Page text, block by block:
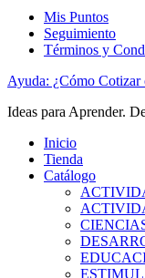
Mis Puntos
Seguimiento
Términos y
Ayuda: ¿Cómo
Ideas para Aprender.
Inicio
Tienda
Catálogo